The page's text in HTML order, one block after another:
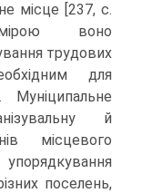
місце [237, с.
воно
трудових
для
й
місцевого
поселень,